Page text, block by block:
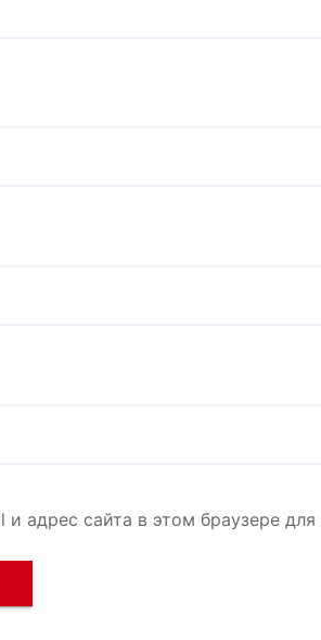
и адрес сайта в этом браузере